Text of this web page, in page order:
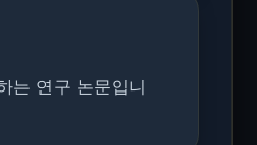
는 연구 논문입니